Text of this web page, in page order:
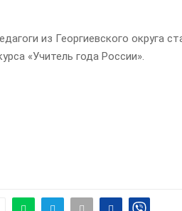
из Георгиевского округа
«Учитель года России».